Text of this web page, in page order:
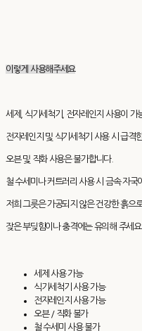
이렇게 사용해주세요
세제, 식기세척기, 전자레인지 사용이 가
전자레인지 및 식기세척기 사용 시 급격
오븐 및 직화 사용은 불가합니다.
철 수세미나 커트러리 사용 시 금속 자국
저희 그릇은 가공되지 않은 건강한 흙으
잦은 부딪힘이나 충격에는 유의해 주세요.
세제 사용 가능
식기세척기 사용 가능
전자레인지 사용 가능
오븐 / 직화 불가
철 수세미 사용 불가